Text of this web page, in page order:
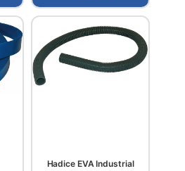
Hadice EVA Industrial